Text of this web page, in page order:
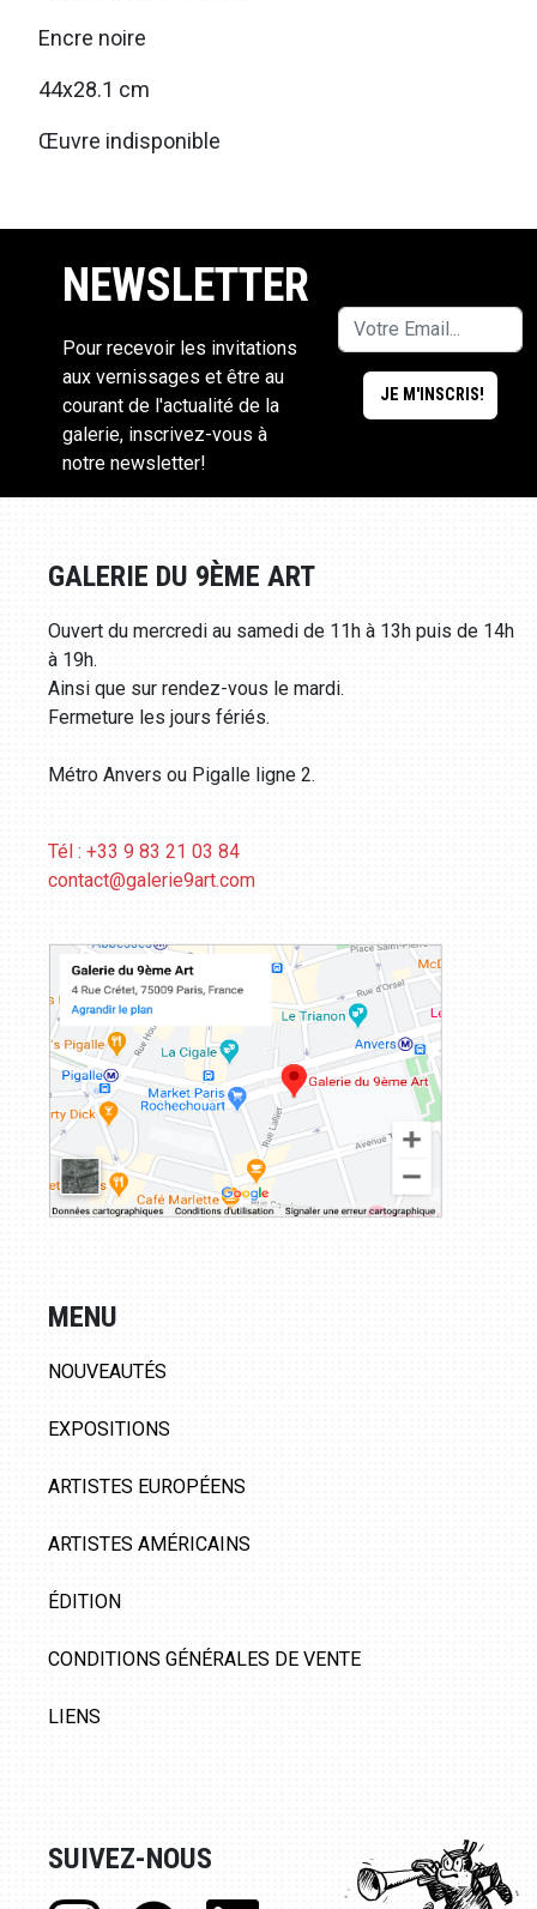
Encre noire
44x28.1 cm
Œuvre indisponible
NEWSLETTER
Pour recevoir les invitations
aux vernissages et être au
courant de l'actualité de la
galerie, inscrivez-vous à
notre newsletter!
GALERIE DU 9ÈME ART
Ouvert du mercredi au samedi de 11h à 13h puis de 14h
à 19h.
Ainsi que sur rendez-vous le mardi.
Fermeture les jours fériés.
Métro Anvers ou Pigalle ligne 2.
Tél : +33 9 83 21 03 84
contact@galerie9art.com
MENU
NOUVEAUTÉS
EXPOSITIONS
ARTISTES EUROPÉENS
ARTISTES AMÉRICAINS
ÉDITION
CONDITIONS GÉNÉRALES DE VENTE
LIENS
SUIVEZ-NOUS